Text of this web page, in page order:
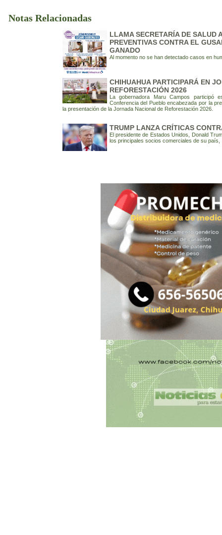
Notas Relacionadas
LLAMA SECRETARÍA DE SALUD
PREVENTIVAS CONTRA EL
GANADO
Al momento no se han detectado casos en
CHIHUAHUA PARTICIPARÁ EN
REFORESTACIÓN 2026
La gobernadora Maru Campos participó
Conferencia del Pueblo encabezada por la
la presentación de la Jornada Nacional de Reforestación 2026.
TRUMP LANZA CRÍTICAS
El presidente de Estados Unidos, Donald
los principales socios comerciales de su país,